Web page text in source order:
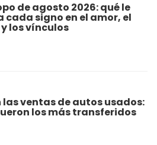
de agosto 2026: qué le
cada signo en el amor, el
los vínculos
las ventas de autos usados:
los más transferidos